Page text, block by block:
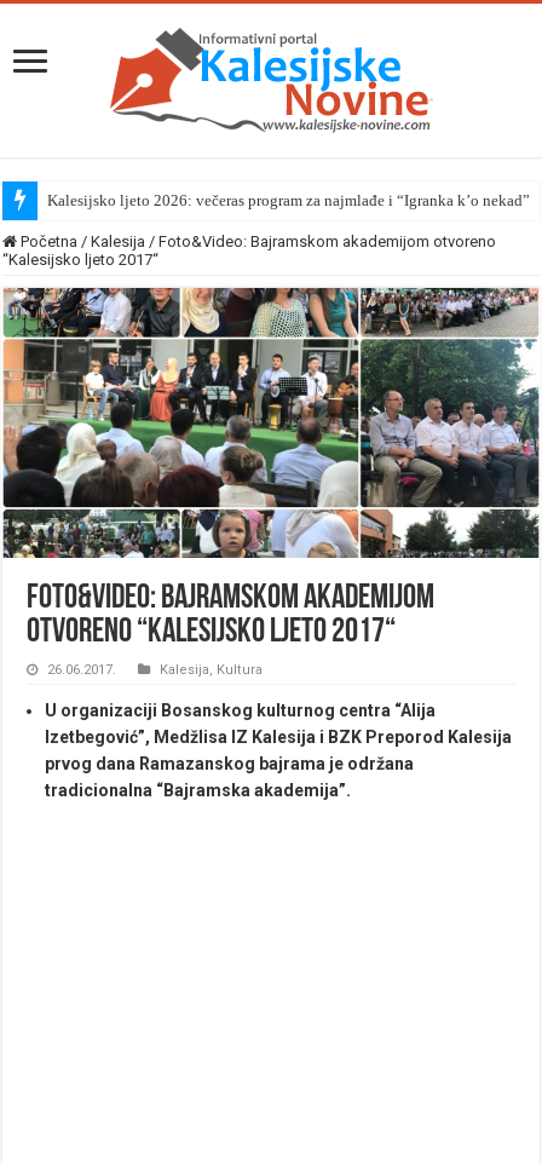
Kalesijsko ljeto 2026: večeras program za najmlađe i “Igranka k’o nekad”
Početna / Kalesija / Foto&Video: Bajramskom akademijom otvoreno
“Kalesijsko ljeto 2017“
Foto&Video: Bajramskom akademijom
otvoreno “Kalesijsko ljeto 2017“
26.06.2017. Kalesija, Kultura
U organizaciji Bosanskog kulturnog centra “Alija
Izetbegović”, Medžlisa IZ Kalesija i BZK Preporod Kalesija
prvog dana Ramazanskog bajrama je održana
tradicionalna “Bajramska akademija”.